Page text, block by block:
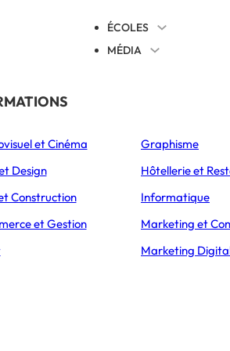
ÉCOLES
MÉDIA
Éducation
L’Express
Bachelors
et Cinéma
Design
Construction
et Gestion
Graphisme
Hôtellerie et
Informatique
Marketing et
Marketing
ÉTABLISSEMENT PRÉSENTATION